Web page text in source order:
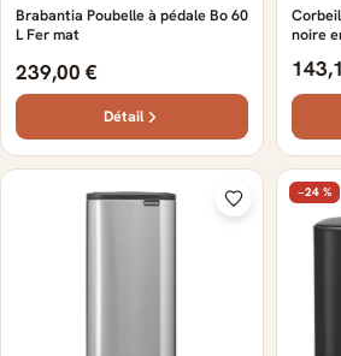
Brabantia Poubelle à pédale Bo 60
L Fer mat
239,00 €
Détail
noire
−24 %